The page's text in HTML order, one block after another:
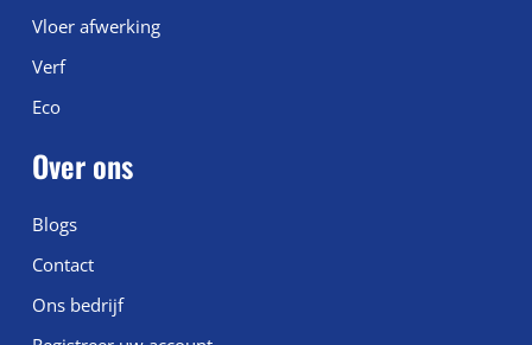
Vloer afwerking
Verf
Eco
Over ons
Blogs
Contact
Ons bedrijf